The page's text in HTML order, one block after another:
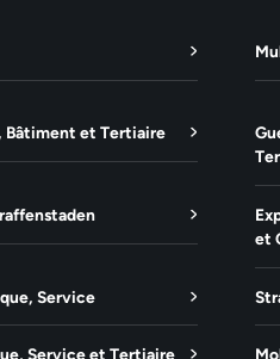
Bâtiment et Tertiaire
et
Service
Service et Tertiaire